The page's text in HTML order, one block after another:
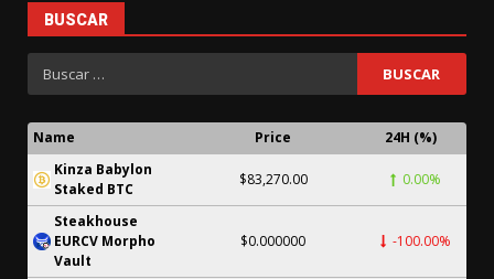
BUSCAR
Name Price
24H (%)
Kinza Babylon
Staked BTC
$83,270.00 0.00%
Steakhouse
EURCV Morpho
Vault
$0.000000 -100.00%